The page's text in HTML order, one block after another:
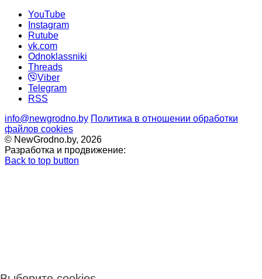
YouTube
Instagram
Rutube
vk.com
Odnoklassniki
Threads
Viber
Telegram
RSS
info@newgrodno.by Политика в отношении обработки
файлов cookies
© NewGrodno.by, 2026
Разработка и продвижение:
Back to top button